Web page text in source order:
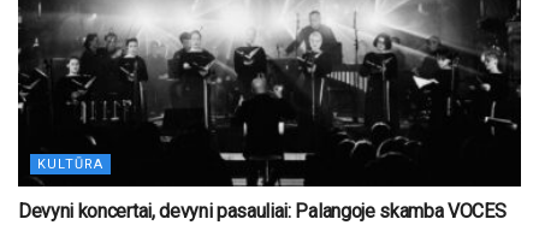
KULTŪRA
Devyni koncertai, devyni pasauliai: Palangoje skamba VOCES